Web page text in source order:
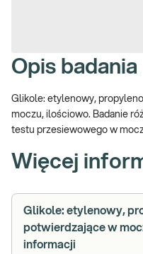
Opis badania
Glikole: etylenowy,
moczu, ilościowo. Badanie
testu przesiewowego w
Więcej
Glikole: etylenowy,
potwierdzające w
informacji